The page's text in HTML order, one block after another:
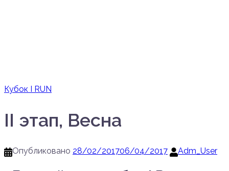
Кубок I RUN
II этап, Весна
Опубликовано 28/02/201706/04/2017 Adm_User